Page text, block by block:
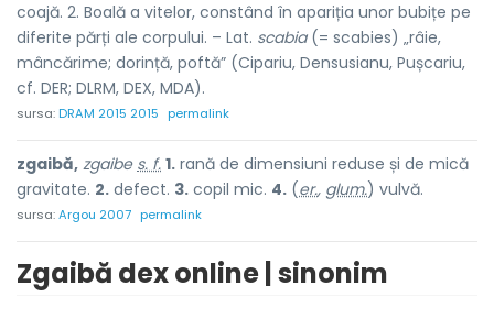
coajă. 2. Boală a vitelor, constând în apariția unor bubițe pe
diferite părți ale corpului. – Lat. scabia(= scabies) „râie,
mâncărime; dorință, poftă” (Cipariu, Densusianu, Pușcariu,
cf. DER; DLRM, DEX, MDA).
sursa:DRAM 2015 2015 permalink
zgaibă, zgaibe s. f. 1. rană de dimensiuni reduse și de mică
gravitate. 2. defect. 3. copil mic. 4. (er., glum.) vulvă.
sursa:Argou 2007 permalink
Zgaibă dex online | sinonim